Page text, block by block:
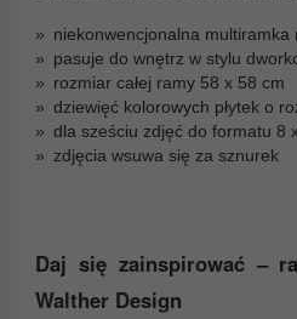
niekonwencjonalna multiramka
pasuje do wnętrz w stylu
rozmiar całej ramy 58 x 58 cm
dziewięć kolorowych płytek o
dla sześciu zdjęć do formatu 8
zdjęcia wsuwa się za sznurek
Daj się zainspirować –
Walther Design